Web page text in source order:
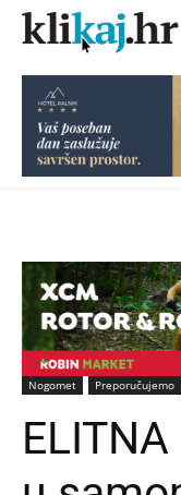
Nogomet Preporučujemo